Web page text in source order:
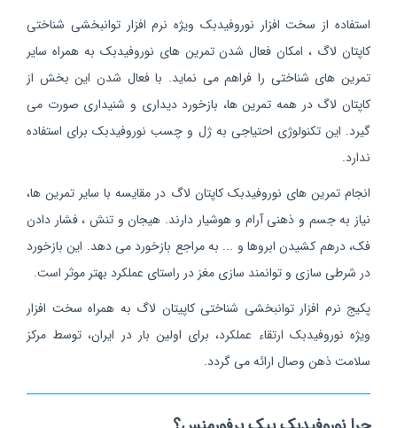
استفاده از سخت افزار نوروفیدبک ویژه نرم افزار توانبخشی شناختی
کاپتان لاگ ، امکان فعال شدن تمرین های نوروفیدبک به همراه سایر
تمرین های شناختی را فراهم می نماید. با فعال شدن این بخش از
کاپتان لاگ در همه تمرین ها، بازخورد دیداری و شنیداری صورت می
گیرد. این تکنولوژی احتیاجی به ژل و چسب نوروفیدبک برای استفاده
ندارد.
انجام تمرین های نوروفیدبک کاپتان لاگ در مقایسه با سایر تمرین ها،
نیاز به جسم و ذهنی آرام و هوشیار دارند. هیجان و تنش ، فشار دادن
فک، درهم کشیدن ابروها و ... به مراجع بازخورد می دهد. این بازخورد
در شرطی سازی و توانمند سازی مغز در راستای عملکرد بهتر موثر است.
پکیج نرم افزار توانبخشی شناختی کاپیتان لاگ به همراه سخت افزار
ویژه نوروفیدبک ارتقاء عملکرد، برای اولین بار در ایران، توسط مرکز
سلامت ذهن وصال ارائه می گردد.